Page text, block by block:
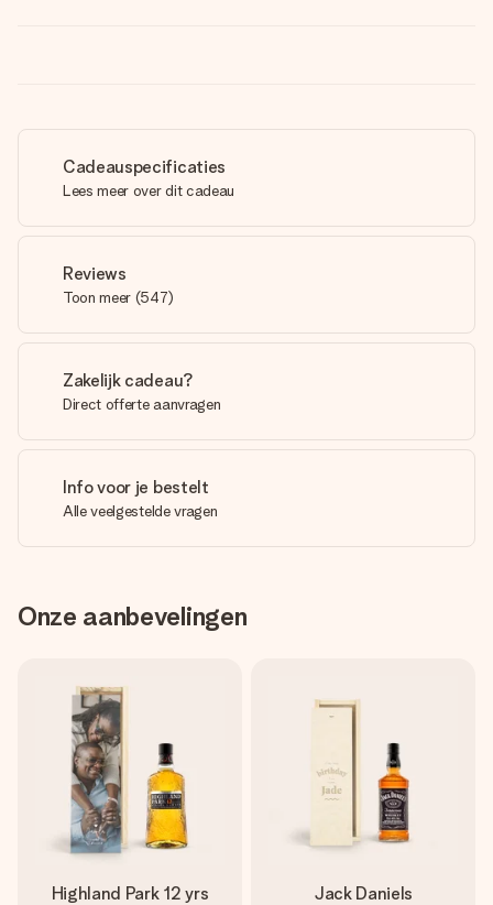
Cadeauspecificaties
Lees meer over dit cadeau
Reviews
Toon meer (547)
Zakelijk cadeau?
Direct offerte aanvragen
Info voor je bestelt
Alle veelgestelde vragen
Onze aanbevelingen
Highland Park 12 yrs Jack Daniels